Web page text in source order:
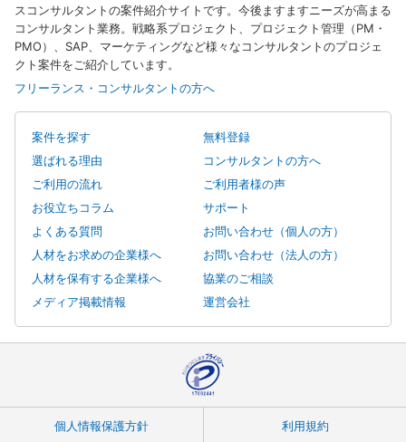
スコンサルタントの案件紹介サイトです。今後ますますニーズが高まる
コンサルタント業務。戦略系プロジェクト、プロジェクト管理（PM・
PMO）、SAP、マーケティングなど様々なコンサルタントのプロジェ
クト案件をご紹介しています。
フリーランス・コンサルタントの方へ
案件を探す
無料登録
選ばれる理由
コンサルタントの方へ
ご利用の流れ
ご利用者様の声
お役立ちコラム
サポート
よくある質問
お問い合わせ（個人の方）
人材をお求めの企業様へ
お問い合わせ（法人の方）
人材を保有する企業様へ
協業のご相談
メディア掲載情報
運営会社
個人情報保護方針 利用規約